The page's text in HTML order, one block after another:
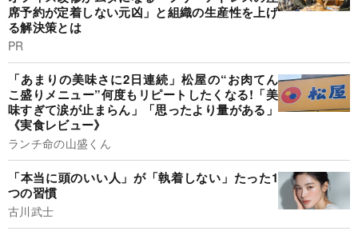
席予約が定着しない元凶」と組織の生産性を上げ
る解決策とは
PR
「あまりの美味さに2日連続」松屋の“お肉てん
こ盛りメニュー”何度もリピートしたくなる!「美
味すぎて涙が止まらん」「思ったより量がある」
《実食レビュー》
ランチ命の山盛くん
「本当に頭のいい人」が「執着しない」たった1
つの習慣
古川武士